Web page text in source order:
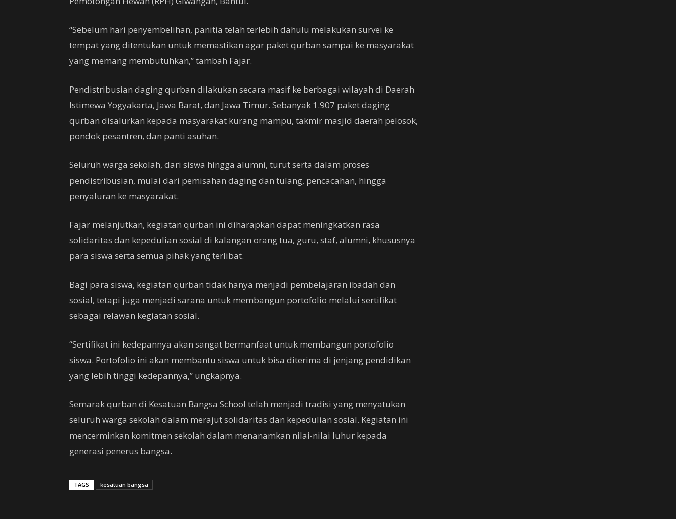
“Sebelum hari penyembelihan, panitia telah terlebih dahulu melakukan survei ke
tempat yang ditentukan untuk memastikan agar paket qurban sampai ke masyarakat
yang memang membutuhkan,” tambah Fajar.
Pendistribusian daging qurban dilakukan secara masif ke berbagai wilayah di Daerah
Istimewa Yogyakarta, Jawa Barat, dan Jawa Timur. Sebanyak 1.907 paket daging
qurban disalurkan kepada masyarakat kurang mampu, takmir masjid daerah pelosok,
pondok pesantren, dan panti asuhan.
Seluruh warga sekolah, dari siswa hingga alumni, turut serta dalam proses
pendistribusian, mulai dari pemisahan daging dan tulang, pencacahan, hingga
penyaluran ke masyarakat.
Fajar melanjutkan, kegiatan qurban ini diharapkan dapat meningkatkan rasa
solidaritas dan kepedulian sosial di kalangan orang tua, guru, staf, alumni, khususnya
para siswa serta semua pihak yang terlibat.
Bagi para siswa, kegiatan qurban tidak hanya menjadi pembelajaran ibadah dan
sosial, tetapi juga menjadi sarana untuk membangun portofolio melalui sertifikat
sebagai relawan kegiatan sosial.
“Sertifikat ini kedepannya akan sangat bermanfaat untuk membangun portofolio
siswa. Portofolio ini akan membantu siswa untuk bisa diterima di jenjang pendidikan
yang lebih tinggi kedepannya,” ungkapnya.
Semarak qurban di Kesatuan Bangsa School telah menjadi tradisi yang menyatukan
seluruh warga sekolah dalam merajut solidaritas dan kepedulian sosial. Kegiatan ini
mencerminkan komitmen sekolah dalam menanamkan nilai-nilai luhur kepada
generasi penerus bangsa.
TAGS kesatuan bangsa